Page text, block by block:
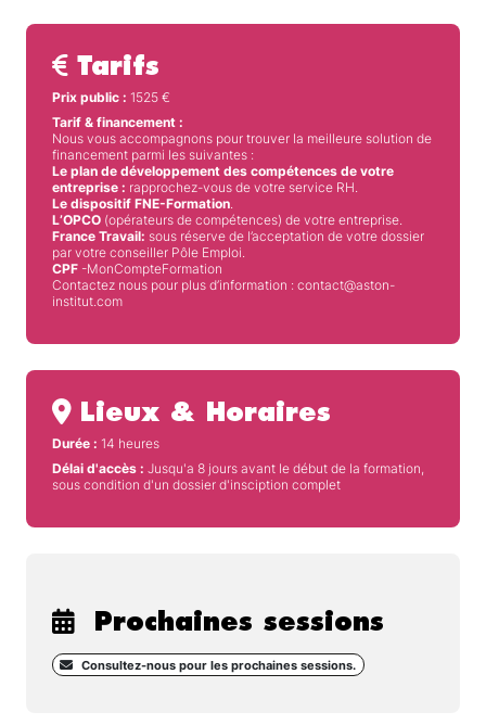
Tarifs
Prix public : 1525 €
Tarif & financement :
Nous vous accompagnons pour trouver la meilleure solution de
financement parmi les suivantes :
Le plan de développement des compétences de votre
entreprise : rapprochez-vous de votre service RH.
Le dispositif FNE-Formation.
L’OPCO (opérateurs de compétences) de votre entreprise.
France Travail: sous réserve de l’acceptation de votre dossier
par votre conseiller Pôle Emploi.
CPF -MonCompteFormation
Contactez nous pour plus d’information : contact@aston-
institut.com
Lieux & Horaires
Durée : 14 heures
Délai d'accès : Jusqu'a 8 jours avant le début de la formation,
sous condition d'un dossier d'insciption complet
Prochaines sessions
Consultez-nous pour les prochaines sessions.